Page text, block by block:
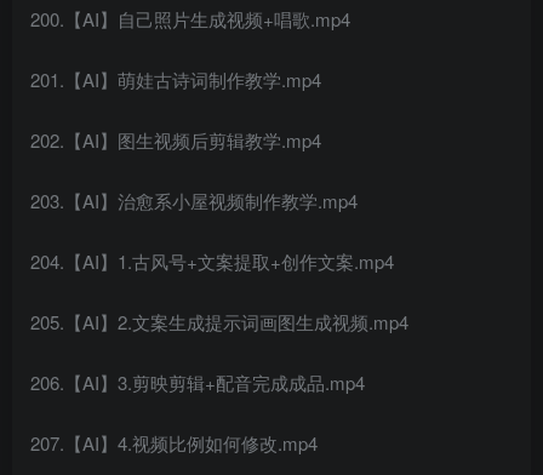
200.【AI】自己照片生成视频+唱歌.mp4
201.【AI】萌娃古诗词制作教学.mp4
202.【AI】图生视频后剪辑教学.mp4
203.【AI】治愈系小屋视频制作教学.mp4
204.【AI】1.古风号+文案提取+创作文案.mp4
205.【AI】2.文案生成提示词画图生成视频.mp4
206.【AI】3.剪映剪辑+配音完成成品.mp4
207.【AI】4.视频比例如何修改.mp4